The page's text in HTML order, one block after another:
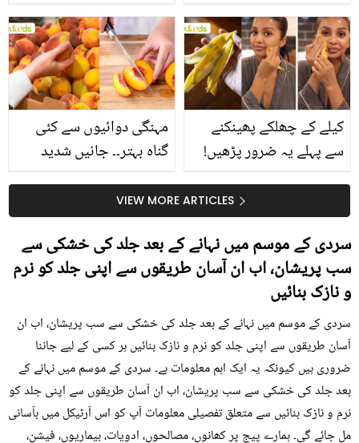
سے متعلق غلط فہمیوں کی
حقیقت کیا ہے اور افواہ
کیا؟
بتائے راز
مہنگی دوائیوں سے کئی
گناہ بہتر۔۔ جانیں شدید
کیوں کھانا چاہیے؟
کیلے کے چھلکے پھینکنے
سے پہلے یہ ضرور پڑھیں!
سستا اور قدرتی حلVIEW MORE ARTICLES
سردی کے موسم میں نہانے کے بعد جلد کی خشکی سے
سب پریشان، اب ان آسان طریقوں سے اپنی جلد کو نرم
و نازک بنائيں
سردی کے موسم میں نہانے کے بعد جلد کی خشکی سے سب پریشان، اب ان
آسان طریقوں سے اپنی جلد کو نرم و نازک بنائيں ہر کسی کے لیے جاننا
ضروری ہیں کیونکہ یہ ایک اہم معلومات ہے۔ سردی کے موسم میں نہانے کے
بعد جلد کی خشکی سے سب پریشان، اب ان آسان طریقوں سے اپنی جلد کو
نرم و نازک بنائيں سے متعلق تفصیلی معلومات آپ کو اس آرٹیکل میں بآسانی
مل جائے گی۔ ہمارے پیج پر کھانوں، مصالحوں، ادویات، بیماریوں، فیشن،